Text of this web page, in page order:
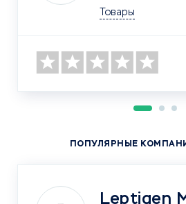
Товары
ПОПУЛЯРНЫЕ
Leptigen